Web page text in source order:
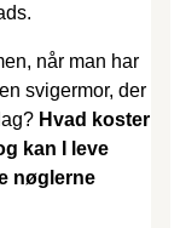
når man har
svigermor, der
Hvad koster
kan I leve
nøglerne